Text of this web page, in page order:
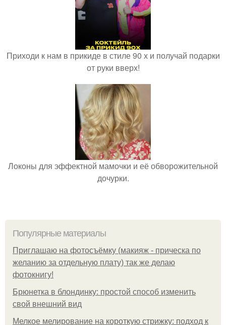
Приходи к нам в прикиде в стиле 90 х и получай подарки
от руки вверх!
Локоны для эффектной мамочки и её обворожительной
дочурки.
Популярные материалы
Приглашаю на фотосъёмку (макияж - прическа по
желанию за отдельную плату) так же делаю
фотокнигу!
Брюнетка в блондинку: простой способ изменить
свой внешний вид
Мелкое мелирование на короткую стрижку: подход к